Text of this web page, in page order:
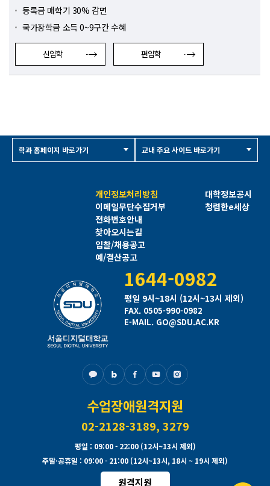
등록금 매학기 30% 감면
국가장학금 소득 0~9구간 수혜
신입학 편입학
개인정보처리방침
이메일무단수집거부
전화번호안내
찾아오시는길
입찰/채용공고
예/결산공고
대학정보공시
청렴한e세상
1644-0982
평일 9시~18시 (12시~13시 제외)
FAX. 0505-990-0982
E-MAIL. GO@SDU.AC.KR
수업장애원격지원
02-2128-3189, 3279
평일 : 09:00 - 22:00 (12시~13시 제외)
주말·공휴일 : 09:00 - 21:00 (12시~13시, 18시 ~ 19시 제외)
원격지원
학과 홈페이지 바로가기 교내 주요 사이트 바로가기